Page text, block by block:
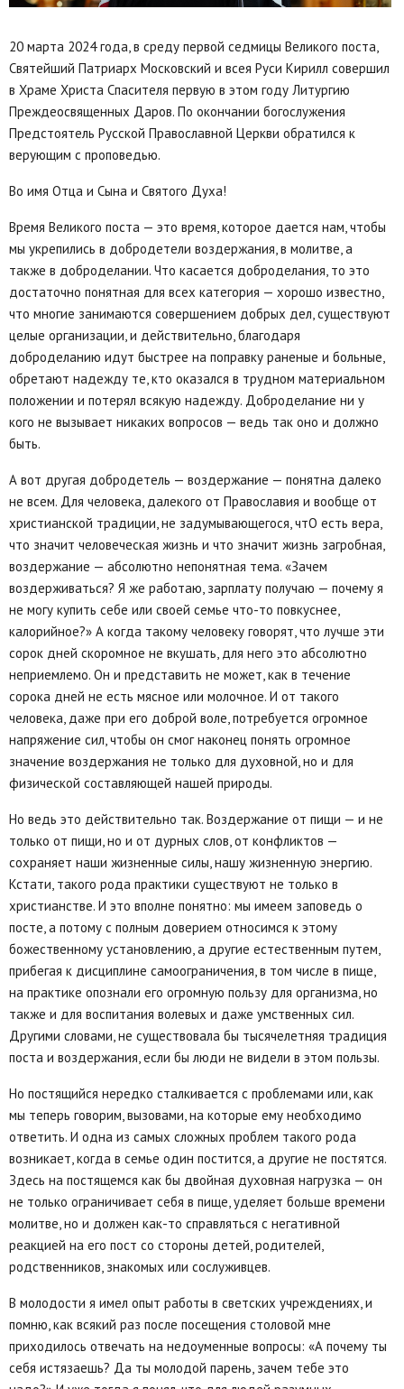
20 марта 2024 года, в среду первой седмицы Великого поста,
Святейший Патриарх Московский и всея Руси Кирилл совершил
в Храме Христа Спасителя первую в этом году Литургию
Преждеосвященных Даров. По окончании богослужения
Предстоятель Русской Православной Церкви обратился к
верующим с проповедью.
Во имя Отца и Сына и Святого Духа!
Время Великого поста — это время, которое дается нам, чтобы
мы укрепились в добродетели воздержания, в молитве, а
также в доброделании. Что касается доброделания, то это
достаточно понятная для всех категория — хорошо известно,
что многие занимаются совершением добрых дел, существуют
целые организации, и действительно, благодаря
доброделанию идут быстрее на поправку раненые и больные,
обретают надежду те, кто оказался в трудном материальном
положении и потерял всякую надежду. Доброделание ни у
кого не вызывает никаких вопросов — ведь так оно и должно
быть.
А вот другая добродетель — воздержание — понятна далеко
не всем. Для человека, далекого от Православия и вообще от
христианской традиции, не задумывающегося, чтО есть вера,
что значит человеческая жизнь и что значит жизнь загробная,
воздержание — абсолютно непонятная тема. «Зачем
воздерживаться? Я же работаю, зарплату получаю — почему я
не могу купить себе или своей семье что-то повкуснее,
калорийное?» А когда такому человеку говорят, что лучше эти
сорок дней скоромное не вкушать, для него это абсолютно
неприемлемо. Он и представить не может, как в течение
сорока дней не есть мясное или молочное. И от такого
человека, даже при его доброй воле, потребуется огромное
напряжение сил, чтобы он смог наконец понять огромное
значение воздержания не только для духовной, но и для
физической составляющей нашей природы.
Но ведь это действительно так. Воздержание от пищи — и не
только от пищи, но и от дурных слов, от конфликтов —
сохраняет наши жизненные силы, нашу жизненную энергию.
Кстати, такого рода практики существуют не только в
христианстве. И это вполне понятно: мы имеем заповедь о
посте, а потому с полным доверием относимся к этому
божественному установлению, а другие естественным путем,
прибегая к дисциплине самоограничения, в том числе в пище,
на практике опознали его огромную пользу для организма, но
также и для воспитания волевых и даже умственных сил.
Другими словами, не существовала бы тысячелетняя традиция
поста и воздержания, если бы люди не видели в этом пользы.
Но постящийся нередко сталкивается с проблемами или, как
мы теперь говорим, вызовами, на которые ему необходимо
ответить. И одна из самых сложных проблем такого рода
возникает, когда в семье один постится, а другие не постятся.
Здесь на постящемся как бы двойная духовная нагрузка — он
не только ограничивает себя в пище, уделяет больше времени
молитве, но и должен как-то справляться с негативной
реакцией на его пост со стороны детей, родителей,
родственников, знакомых или сослуживцев.
В молодости я имел опыт работы в светских учреждениях, и
помню, как всякий раз после посещения столовой мне
приходилось отвечать на недоуменные вопросы: «А почему ты
себя истязаешь? Да ты молодой парень, зачем тебе это